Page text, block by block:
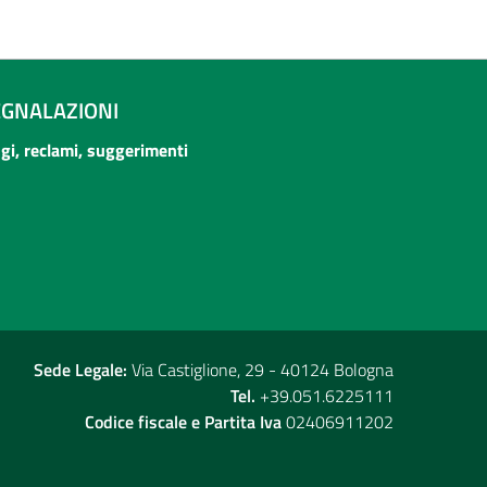
reclami, suggerimenti
Sede Legale: Via Castiglione, 29 - 40124 Bologna
Tel. +39.051.6225111
Codice fiscale e Partita Iva02406911202